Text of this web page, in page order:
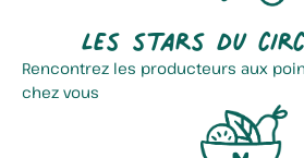
Les stars du
Rencontrez les producteurs aux
chez vous